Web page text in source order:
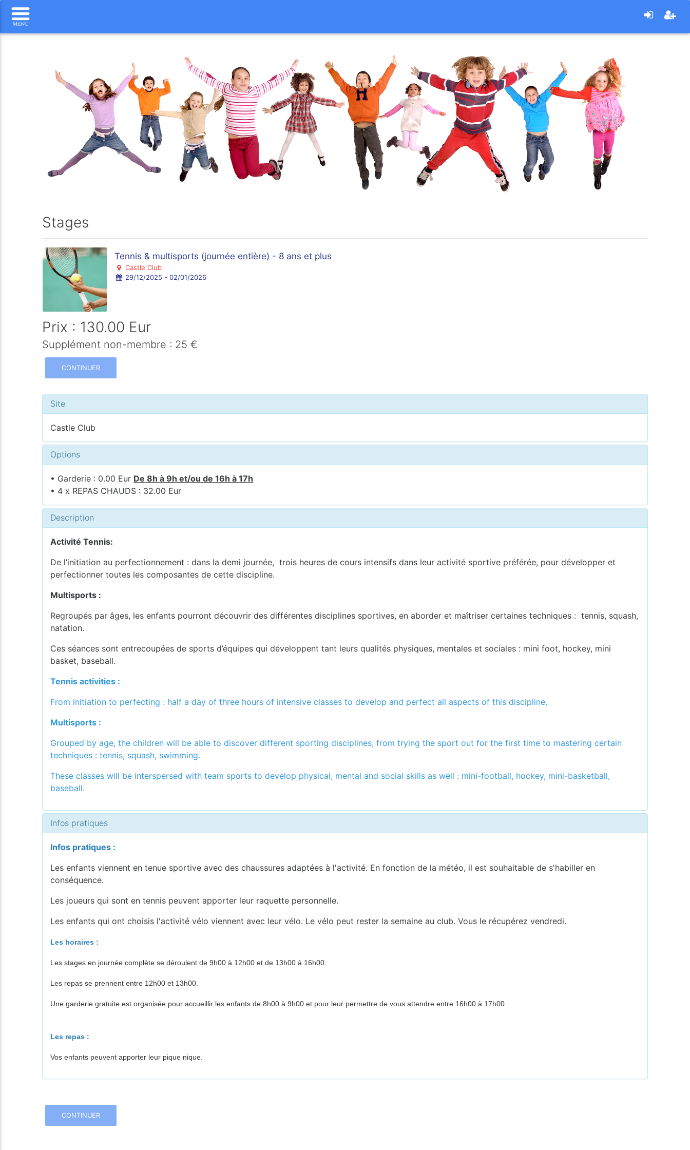
Stages
Tennis & multisports (journée entière) - 8 ans et plus
Castle Club
29/12/2025 - 02/01/2026
Prix : 130.00 Eur
Supplément non-membre : 25 €
CONTINUER
Site
Castle Club
Options
• Garderie : 0.00 Eur De 8h à 9h et/ou de 16h à 17h
• 4 x REPAS CHAUDS : 32.00 Eur
Description
Activité Tennis:
De l’initiation au perfectionnement : dans la demi journée, trois heures de cours intensifs dans leur activité sportive préférée, pour développer et
perfectionner toutes les composantes de cette discipline.
Multisports :
Regroupés par âges, les enfants pourront découvrir des différentes disciplines sportives, en aborder et maîtriser certaines techniques : tennis, squash,
natation.
Ces séances sont entrecoupées de sports d’équipes qui développent tant leurs qualités physiques, mentales et sociales : mini foot, hockey, mini
basket, baseball.
Tennis activities :
From initiation to perfecting : half a day of three hours of intensive classes to develop and perfect all aspects of this discipline.
Multisports :
Grouped by age, the children will be able to discover different sporting disciplines, from trying the sport out for the first time to mastering certain
techniques : tennis, squash, swimming.
These classes will be interspersed with team sports to develop physical, mental and social skills as well : mini-football, hockey, mini-basketball,
baseball.
Infos pratiques
Infos pratiques :
Les enfants viennent en tenue sportive avec des chaussures adaptées à l'activité. En fonction de la météo, il est souhaitable de s'habiller en
conséquence.
Les joueurs qui sont en tennis peuvent apporter leur raquette personnelle.
Les enfants qui ont choisis l'activité vélo viennent avec leur vélo. Le vélo peut rester la semaine au club. Vous le récupérez vendredi.
Les horaires :
Les stages en journée complète se déroulent de 9h00 à 12h00 et de 13h00 à 16h00.
Les repas se prennent entre 12h00 et 13h00.
Une garderie gratuite est organisée pour accueillir les enfants de 8h00 à 9h00 et pour leur permettre de vous attendre entre 16h00 à 17h00.
Les repas :
Vos enfants peuvent apporter leur pique nique.
CONTINUER